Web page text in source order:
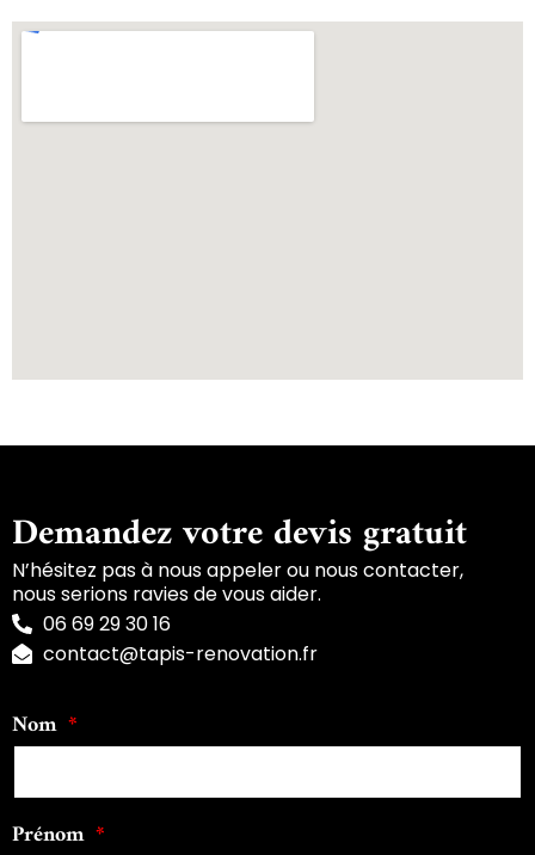
Demandez votre devis gratuit
N’hésitez pas à nous appeler ou nous contacter,
nous serions ravies de vous aider.
06 69 29 30 16
contact@tapis-renovation.fr
Nom
Prénom